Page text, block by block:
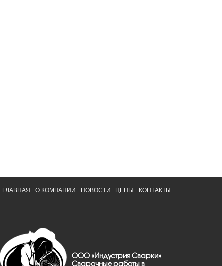
ГЛАВНАЯ О КОМПАНИИ НОВОСТИ ЦЕНЫ КОНТАКТЫ
ООО «Индустрия Сварки»
Сварочные работы в